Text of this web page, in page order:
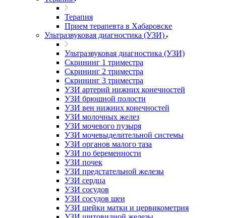
Терапия
Прием терапевта в Хабаровске
Ультразвуковая диагностика (УЗИ)
Ультразвуковая диагностика (УЗИ)
Скрининг 1 триместра
Скрининг 2 триместра
Скрининг 3 триместра
УЗИ артерий нижних конечностей
УЗИ брюшной полости
УЗИ вен нижних конечностей
УЗИ молочных желез
УЗИ мочевого пузыря
УЗИ мочевыделительной системы
УЗИ органов малого таза
УЗИ по беременности
УЗИ почек
УЗИ предстательной железы
УЗИ сердца
УЗИ сосудов
УЗИ сосудов шеи
УЗИ шейки матки и цервикометрия